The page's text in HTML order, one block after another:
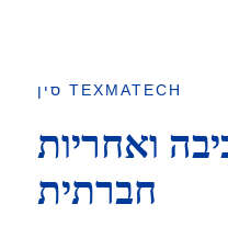
סין TEXMATECH
ואחריות
חברתית